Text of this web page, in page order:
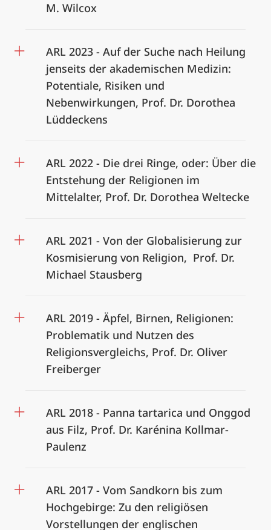
M. Wilcox
ARL 2023 - Auf der Suche nach Heilung
jenseits der akademischen Medizin:
Potentiale, Risiken und
Nebenwirkungen, Prof. Dr. Dorothea
Lüddeckens
ARL 2022 - Die drei Ringe, oder: Über die
Entstehung der Religionen im
Mittelalter, Prof. Dr. Dorothea Weltecke
ARL 2021 - Von der Globalisierung zur
Kosmisierung von Religion, Prof. Dr.
Michael Stausberg
ARL 2019 - Äpfel, Birnen, Religionen:
Problematik und Nutzen des
Religionsvergleichs, Prof. Dr. Oliver
Freiberger
ARL 2018 - Panna tartarica und Onggod
aus Filz, Prof. Dr. Karénina Kollmar-
Paulenz
ARL 2017 - Vom Sandkorn bis zum
Hochgebirge: Zu den religiösen
Vorstellungen der englischen